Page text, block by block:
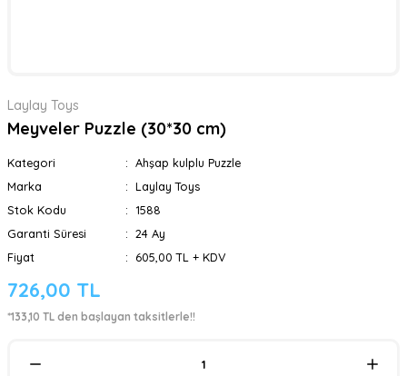
Laylay Toys
Meyveler Puzzle (30*30 cm)
Kategori
Ahşap kulplu Puzzle
Marka
Laylay Toys
Stok Kodu
1588
Garanti Süresi
24 Ay
Fiyat
605,00 TL + KDV
726,00 TL
*133,10 TL den başlayan taksitlerle!!